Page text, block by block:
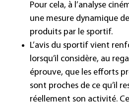
Pour cela, à l’analyse
une mesure dynamique
produits par le sportif.
L’avis du sportif vient
lorsqu’il considère, au
éprouve, que les efforts
sont proches de ce qu’il
réellement son activité.